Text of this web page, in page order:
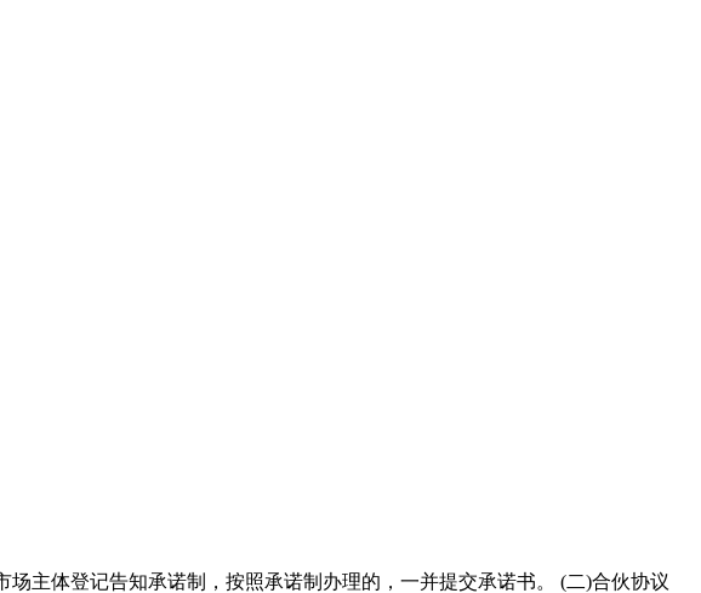
主体登记告知承诺制，按照承诺制办理的，一并提交承诺书。 (二)合伙协议